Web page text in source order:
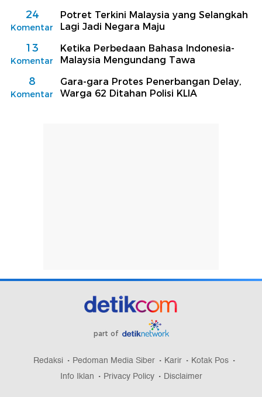
24
Komentar
Potret Terkini Malaysia yang Selangkah
Lagi Jadi Negara Maju
13
Komentar
Ketika Perbedaan Bahasa Indonesia-
Malaysia Mengundang Tawa
8
Komentar
Gara-gara Protes Penerbangan Delay,
Warga 62 Ditahan Polisi KLIA
part of
Redaksi Pedoman Media Siber Karir
Kotak Pos
Info Iklan
Privacy Policy Disclaimer